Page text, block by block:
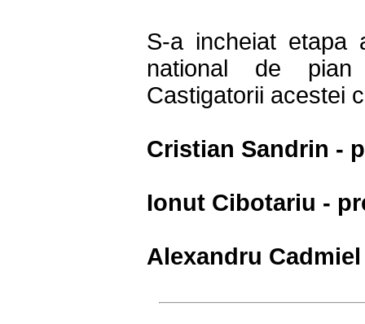
S-a incheiat etapa
national de
Castigatorii acestei
Cristian Sandrin -
Ionut Cibotariu -
Alexandru